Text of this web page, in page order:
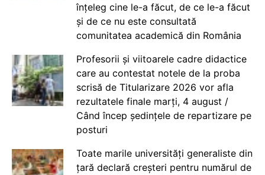
înțeleg cine le-a făcut, de ce le-a făcut
și de ce nu este consultată
comunitatea academică din România
Profesorii și viitoarele cadre didactice
care au contestat notele de la proba
scrisă de Titularizare 2026 vor afla
rezultatele finale marți, 4 august /
Când încep ședințele de repartizare pe
posturi
Toate marile universități generaliste din
țară declară creșteri pentru numărul de